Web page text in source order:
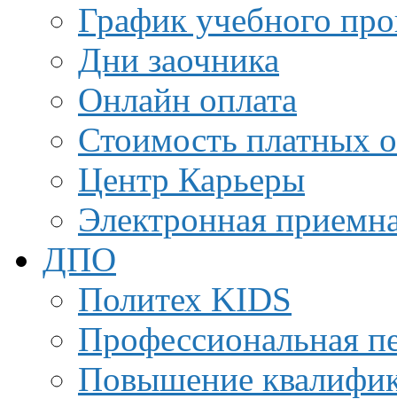
График учебного
Дни заочника
Онлайн оплата
Стоимость платных
Центр Карьеры
Электронная
ДПО
Политех KIDS
Профессиональная
Повышение